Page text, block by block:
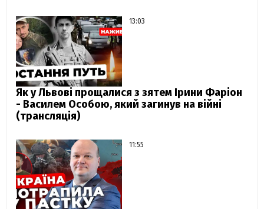
13:03
Як у Львові прощалися з зятем Ірини Фаріон
- Василем Особою, який загинув на війні
(трансляція)
11:55